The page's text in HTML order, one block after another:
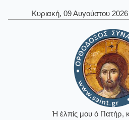
Κυριακή, 09 Αυγούστου 2026
Ἡ ἐλπίς μου ὁ Πατήρ,